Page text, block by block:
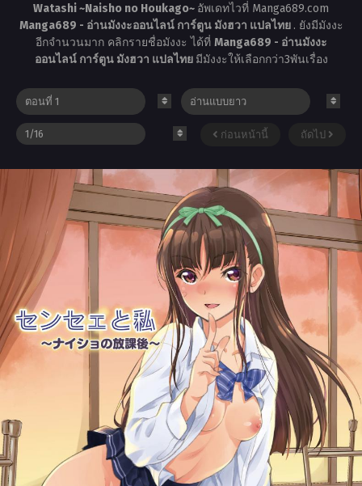
Watashi ~Naisho no Houkago~ อัพเดทไวที่ Manga689.com
Manga689 - อ่านมังงะออนไลน์ การ์ตูน มังฮวา แปลไทย . ยังมีมังงะ
อีกจำนวนมาก คลิกรายชื่อมังงะ ได้ที่ Manga689 - อ่านมังงะ
ออนไลน์ การ์ตูน มังฮวา แปลไทย มีมังงะให้เลือกกว่า3พันเรื่อง
ก่อนหน้านี้ ถัดไป